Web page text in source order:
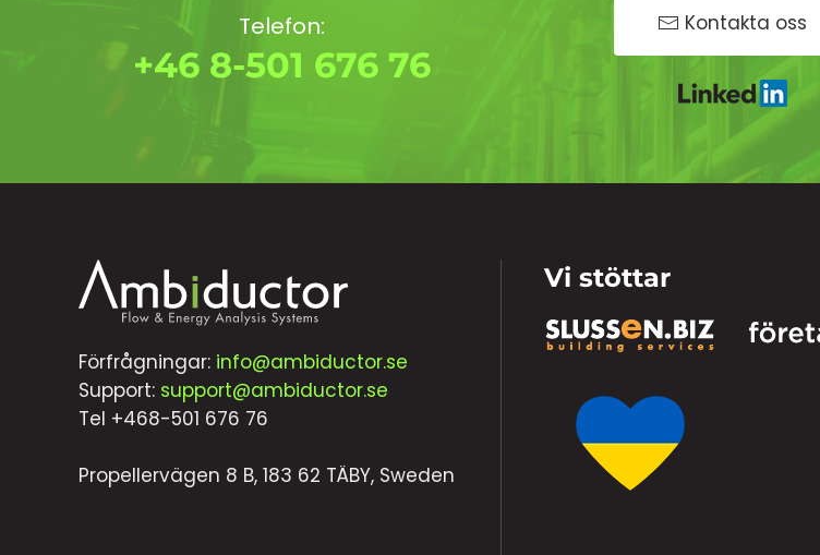
Telefon:
+46 8-501 676 76
Kontakta oss
Förfrågningar: info@ambiductor.se
Support: support@ambiductor.se
Tel +468-501 676 76
Propellervägen 8 B, 183 62 TÄBY, Sweden
Vi stöttar